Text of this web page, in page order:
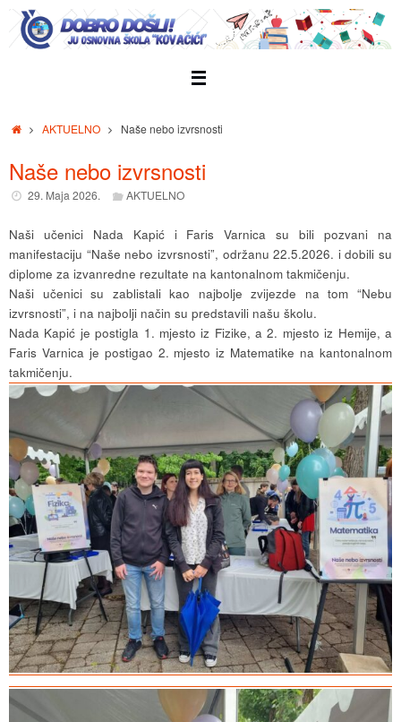
Skip
content
HomeAKTUELNO Naše nebo izvrsnosti
Naše nebo izvrsnosti
29. Maja 2026. AKTUELNO
Naši učenici Nada Kapić i Faris Varnica su bili pozvani na
manifestaciju “Naše nebo izvrsnosti”, održanu 22.5.2026. i dobili su
diplome za izvanredne rezultate na kantonalnom takmičenju.
Naši učenici su zablistali kao najbolje zvijezde na tom “Nebu
izvrsnosti”, i na najbolji način su predstavili našu školu.
Nada Kapić je postigla 1. mjesto iz Fizike, a 2. mjesto iz Hemije, a
Faris Varnica je postigao 2. mjesto iz Matematike na kantonalnom
takmičenju.